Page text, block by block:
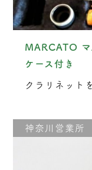
MARCATO マ
ケース付き
クラリネット
神奈川営業所